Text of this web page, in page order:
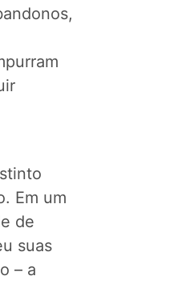
Em um
de
suas
– a